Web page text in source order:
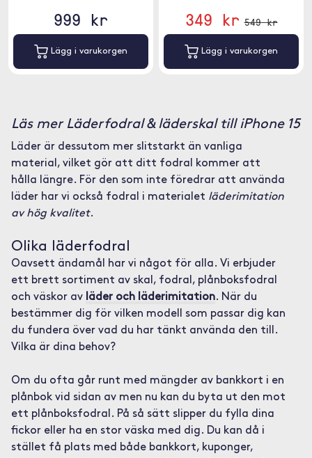
999 kr
Lägg i varukorgen
349 kr 549 kr
Lägg i varukorgen
Läs mer Läderfodral & läderskal till iPhone 15
Läder är dessutom mer slitstarkt än vanliga
material, vilket gör att ditt fodral kommer att
hålla längre. För den som inte föredrar att använda
läder har vi också fodral i materialet läderimitation
av hög kvalitet.
Olika läderfodral
Oavsett ändamål har vi något för alla. Vi erbjuder
ett brett sortiment av skal, fodral, plånboksfodral
och väskor av läder och läderimitation. När du
bestämmer dig för vilken modell som passar dig kan
du fundera över vad du har tänkt använda den till.
Vilka är dina behov?
Om du ofta går runt med mängder av bankkort i en
plånbok vid sidan av men nu kan du byta ut den mot
ett plånboksfodral. På så sätt slipper du fylla dina
fickor eller ha en stor väska med dig. Du kan då i
stället få plats med både bankkort, kuponger,